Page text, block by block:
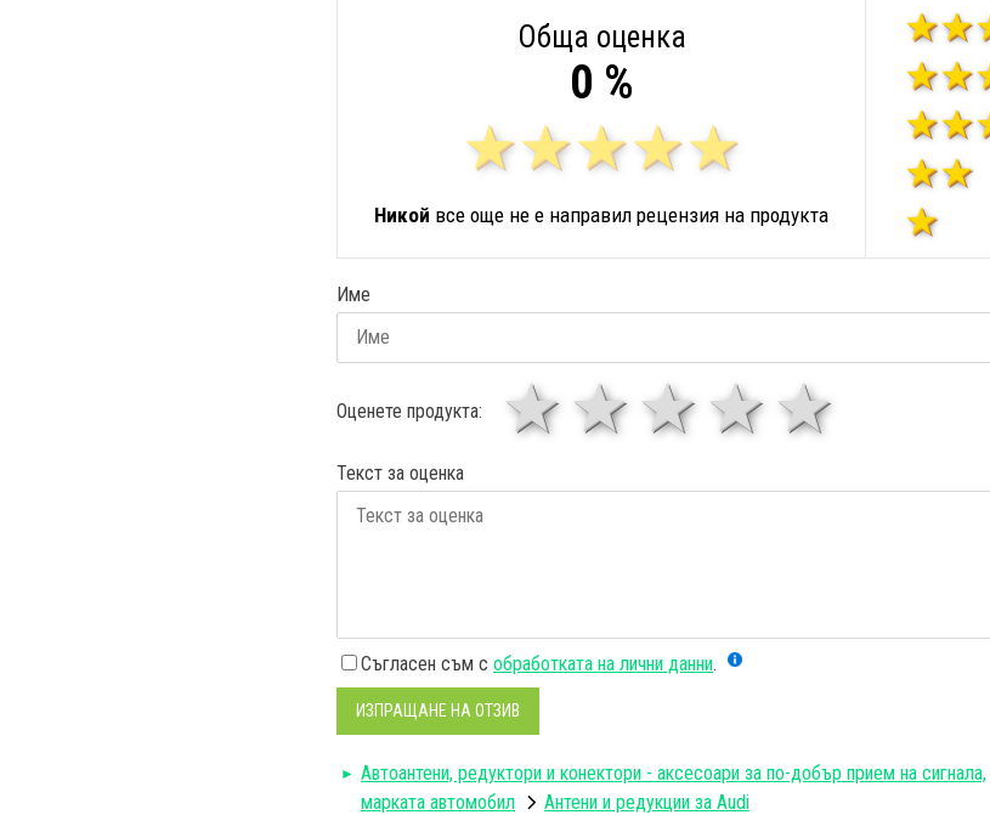
Обща оценка
0 %
Никой все още не е направил рецензия на продукта
Име
Оценете продукта: 4 звезди
3 звезди
звезди
1 звезда
Текст за оценка
Съгласен съм с обработката на лични данни.
ИЗПРАЩАНЕ НА ОТЗИВ
Автоантени, редуктори и конектори - аксесоари за по-добър прием на сигнала,
марката автомобил
Антени и редукции за Audi